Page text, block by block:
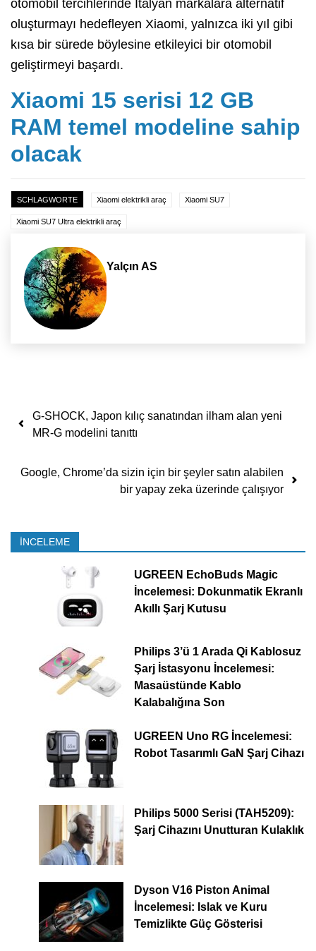
otomobil tercihlerinde İtalyan markalara alternatif
oluşturmayı hedefleyen Xiaomi, yalnızca iki yıl gibi
kısa bir sürede böylesine etkileyici bir otomobil
geliştirmeyi başardı.
Xiaomi 15 serisi 12 GB
RAM temel modeline sahip
olacak
SCHLAGWORTE Xiaomi elektrikli araç Xiaomi SU7
Xiaomi SU7 Ultra elektrikli araç
Yalçın AS
Yazı dolaşımı
G-SHOCK, Japon kılıç sanatından ilham alan yeni
MR-G modelini tanıttı
Google, Chrome’da sizin için bir şeyler satın alabilen
bir yapay zeka üzerinde çalışıyor
İNCELEME
UGREEN EchoBuds Magic
İncelemesi: Dokunmatik Ekranlı
Akıllı Şarj Kutusu
Philips 3’ü 1 Arada Qi Kablosuz
Şarj İstasyonu İncelemesi:
Masaüstünde Kablo
Kalabalığına Son
UGREEN Uno RG İncelemesi:
Robot Tasarımlı GaN Şarj Cihazı
Philips 5000 Serisi (TAH5209):
Şarj Cihazını Unutturan Kulaklık
Dyson V16 Piston Animal
İncelemesi: Islak ve Kuru
Temizlikte Güç Gösterisi